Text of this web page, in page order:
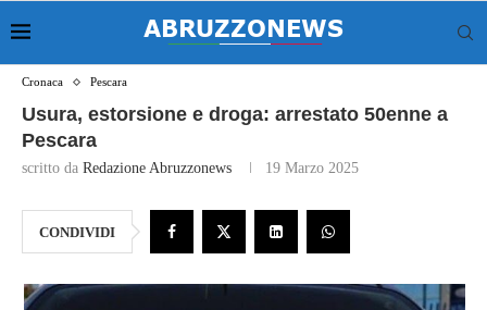
Cronaca Pescara
Usura, estorsione e droga: arrestato 50enne a
Pescara
scritto da Redazione Abruzzonews 19 Marzo 2025
CONDIVIDI